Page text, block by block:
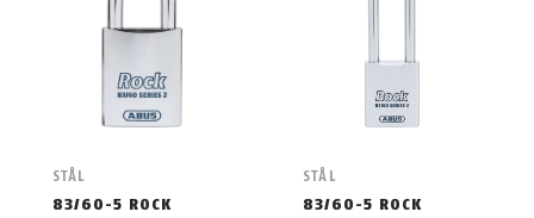
STÅL
83/60-5 ROCK
STÅL
83/60-5 ROCK